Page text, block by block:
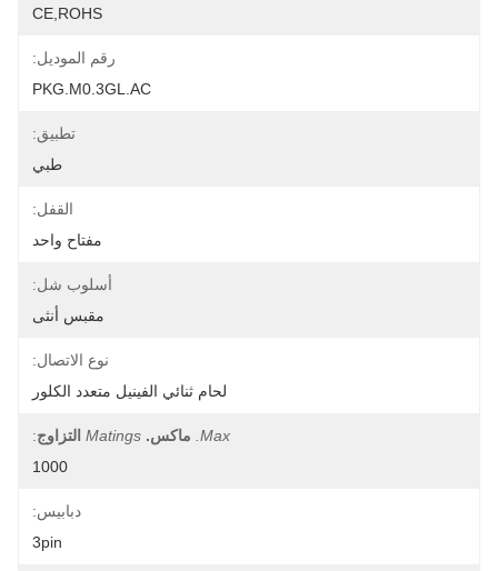
CE,ROHS
رقم الموديل:
PKG.M0.3GL.AC
تطبيق:
طبي
القفل:
مفتاح واحد
أسلوب شل:
مقبس أنثى
نوع الاتصال:
لحام ثنائي الفينيل متعدد الكلور
Max. ماكس. Matings التزاوج:
1000
دبابيس:
3pin